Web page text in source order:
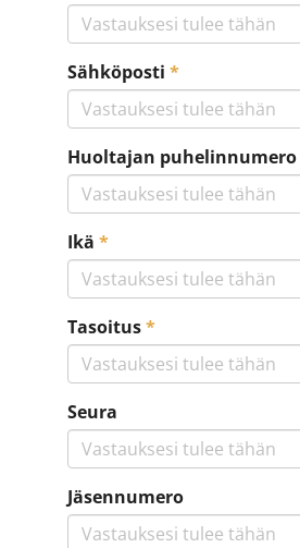
Sähköposti *
Huoltajan puhelinnumero
Ikä *
Tasoitus*
Seura
Jäsennumero